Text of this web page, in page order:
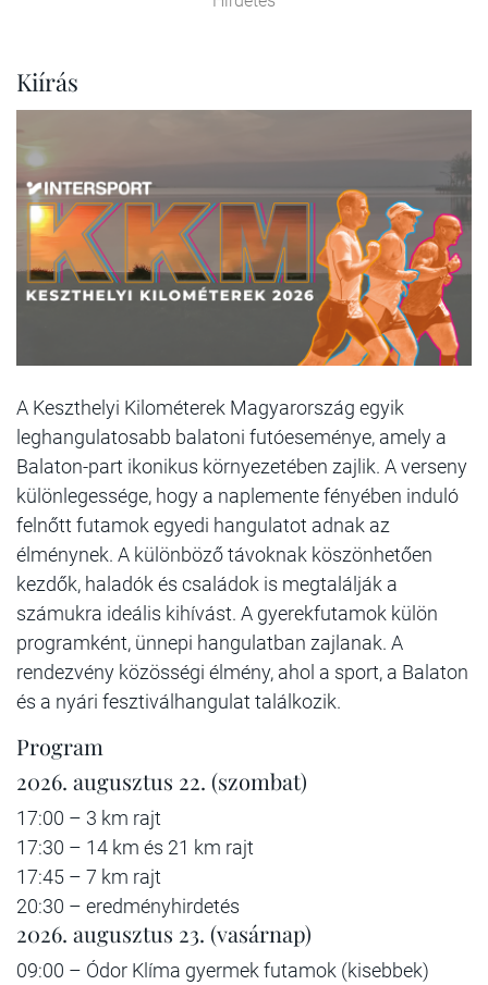
Kiírás
A Keszthelyi Kilométerek Magyarország egyik
leghangulatosabb balatoni futóeseménye, amely a
Balaton-part ikonikus környezetében zajlik. A verseny
különlegessége, hogy a naplemente fényében induló
felnőtt futamok egyedi hangulatot adnak az
élménynek. A különböző távoknak köszönhetően
kezdők, haladók és családok is megtalálják a
számukra ideális kihívást. A gyerekfutamok külön
programként, ünnepi hangulatban zajlanak. A
rendezvény közösségi élmény, ahol a sport, a Balaton
és a nyári fesztiválhangulat találkozik.
Program
2026. augusztus 22. (szombat)
17:00 – 3 km rajt
17:30 – 14 km és 21 km rajt
17:45 – 7 km rajt
20:30 – eredményhirdetés
2026. augusztus 23. (vasárnap)
09:00 – Ódor Klíma gyermek futamok (kisebbek)